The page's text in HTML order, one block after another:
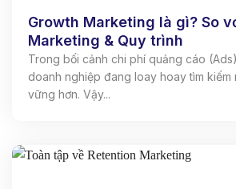
Growth Marketing là gì? So
Marketing & Quy trình
Trong bối cảnh chi phí quảng cáo
doanh nghiệp đang loay hoay tìm kiếm
vững hơn. Vậy...